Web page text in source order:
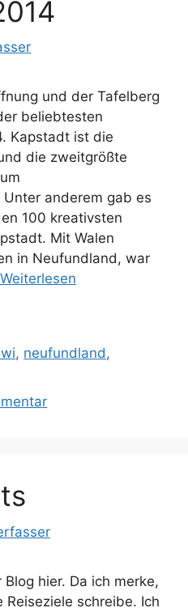
und der Tafelberg
beliebtesten
Kapstadt ist die
die zweitgrößte
anderem gab es
100 kreativsten
Mit Walen
in Neufundland, war
Weiterlesen
, neufundland,
hier. Da ich merke,
schreibe. Ich